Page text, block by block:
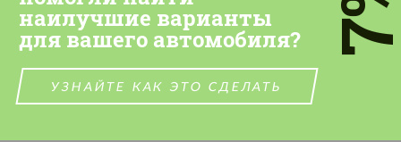
наилучшие варианты
для вашего автомобиля?
УЗНАЙТЕ КАК ЭТО СДЕЛАТЬ
СВЯЖИТЕСЬ СО МНОЙ
Мы говорим на вашем языке
СВЯЖИТЕСЬ СО МНОЙ
Мы говорим на вашем языке